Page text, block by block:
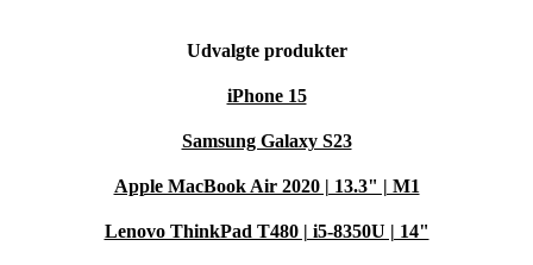
Udvalgte produkter
iPhone 15
Samsung Galaxy S23
Apple MacBook Air 2020 | 13.3" | M1
Lenovo ThinkPad T480 | i5-8350U | 14"